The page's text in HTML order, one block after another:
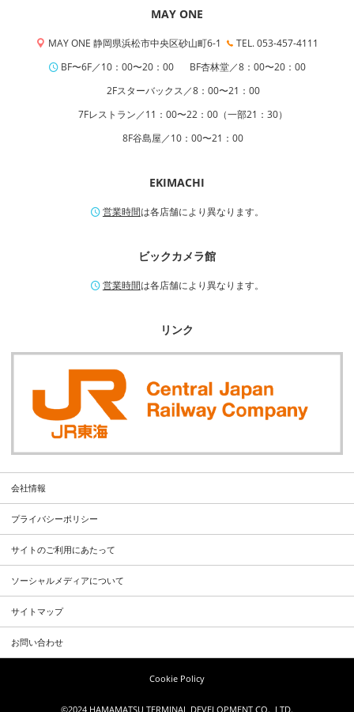
MAY ONE
MAY ONE 静岡県浜松市中央区砂山町6-1
TEL. 053-457-4111
BF〜6F／10：00〜20：00
BF杏林堂／8：00〜20：00
2Fスターバックス／8：00〜21：00
7Fレストラン／11：00〜22：00（一部21：30）
8F谷島屋／10：00〜21：00
EKIMACHI
営業時間は各店舗により異なります。
ビックカメラ館
営業時間は各店舗により異なります。
リンク
会社情報
プライバシーポリシー
サイトのご利用にあたって
ソーシャルメディアについて
サイトマップ
お問い合わせ
Cookie Policy